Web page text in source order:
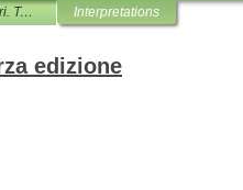
Sinonimi e Contrari. Terza edizione Interpretations
edizione